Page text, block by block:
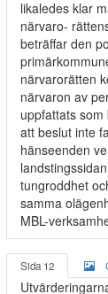
likaledes klar
närvaro-
beträffar den
närvarorätten
närvaron av
uppfattats
att beslut inte
hänseenden
tungroddhet
samma
MBL-
Sida 12